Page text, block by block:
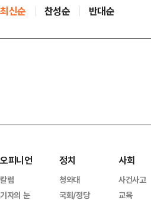
최신순 찬성순 반대순
오피니언
칼럼
기자의 눈
정치
청와대
국회/정당
사회
사건사고
교육